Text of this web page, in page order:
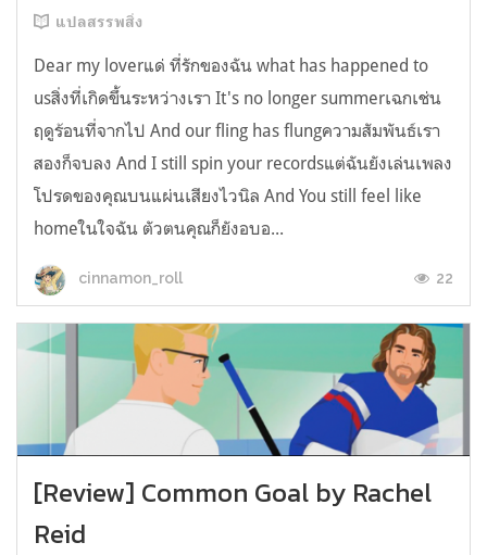
แปลสรรพสิ่ง
Dear my loverแด่ ที่รักของฉัน what has happened to
usสิ่งที่เกิดขึ้นระหว่างเรา It's no longer summerเฉกเช่น
ฤดูร้อนที่จากไป And our fling has flungความสัมพันธ์เรา
สองก็จบลง And I still spin your recordsแต่ฉันยังเล่นเพลง
โปรดของคุณบนแผ่นเสียงไวนิล And You still feel like
homeในใจฉัน ตัวตนคุณก็ยังอบอ...
cinnamon_roll 22
[Review] Common Goal by Rachel
Reid